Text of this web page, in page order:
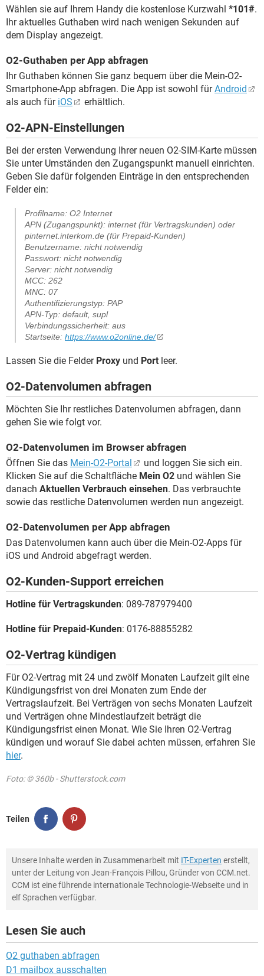
Wählen sie auf Ihrem Handy die kostenlose Kurzwahl *101#.
Ihr aktuelles Guthaben wird nach wenigen Sekunden auf
dem Display angezeigt.
O2-Guthaben per App abfragen
Ihr Guthaben können Sie ganz bequem über die Mein-O2-
Smartphone-App abfragen. Die App ist sowohl fürAndroid
als auch für iOS erhältlich.
O2-APN-Einstellungen
Bei der ersten Verwendung Ihrer neuen O2-SIM-Karte müssen
Sie unter Umständen den Zugangspunkt manuell einrichten.
Geben Sie dafür folgenden Einträge in den entsprechenden
Felder ein:
Profilname: O2 Internet
APN (Zugangspunkt): internet (für Vertragskunden) oder
pinternet.interkom.de (für Prepaid-Kunden)
Benutzername: nicht notwendig
Passwort: nicht notwendig
Server: nicht notwendig
MCC: 262
MNC: 07
Authentifizierungstyp: PAP
APN-Typ: default, supl
Verbindungssicherheit: aus
Startseite: https://www.o2online.de/
Lassen Sie die Felder Proxy und Port leer.
O2-Datenvolumen abfragen
Möchten Sie Ihr restliches Datenvolumen abfragen, dann
gehen Sie wie folgt vor.
O2-Datenvolumen im Browser abfragen
Öffnen Sie das Mein-O2-Portal
und loggen Sie sich ein.
Klicken Sie auf die Schaltfläche Mein O2 und wählen Sie
danach Aktuellen Verbrauch einsehen. Das verbrauchte
sowie das restliche Datenvolumen werden nun angezeigt.
O2-Datenvolumen per App abfragen
Das Datenvolumen kann auch über die Mein-O2-Apps für
iOS und Android abgefragt werden.
O2-Kunden-Support erreichen
Hotline für Vertragskunden: 089-787979400
Hotline für Prepaid-Kunden: 0176-88855282
O2-Vertrag kündigen
Für O2-Vertrag mit 24 und zwölf Monaten Laufzeit gilt eine
Kündigungsfrist von drei Monaten zum Ende der
Vertragslaufzeit. Bei Verträgen von sechs Monaten Laufzeit
und Verträgen ohne Mindestlaufzeit beträgt die
Kündigungsfrist einen Monat. Wie Sie Ihren O2-Vertrag
kündigen und worauf Sie dabei achten müssen, erfahren Sie
hier.
Foto: © 360b - Shutterstock.com
Teilen
Unsere Inhalte werden in Zusammenarbeit mit IT-Experten erstellt,
unter der Leitung von Jean-François Pillou, Gründer von CCM.net.
CCM ist eine führende internationale Technologie-Webseite und in
elf Sprachen verfügbar.
Lesen Sie auch
O2 guthaben abfragen
D1 mailbox ausschalten